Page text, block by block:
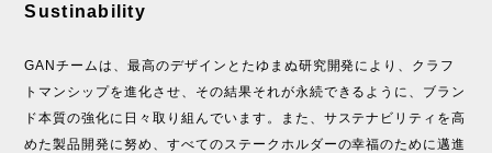
Sustinability
GANチームは、最高のデザインとたゆまぬ研究開発により、クラフ
トマンシップを進化させ、その結果それが永続できるように、ブラン
ド本質の強化に日々取り組んでいます。また、サステナビリティを高
めた製品開発に努め、すべてのステークホルダーの幸福のために邁進